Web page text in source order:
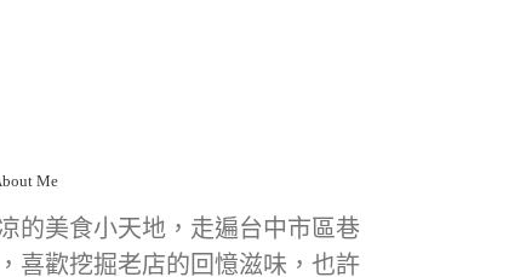
的美食小天地，走遍台中市區巷
喜歡挖掘老店的回憶滋味，也許